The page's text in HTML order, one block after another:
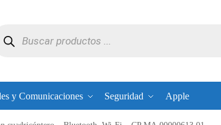
y Comunicaciones Seguridad Apple